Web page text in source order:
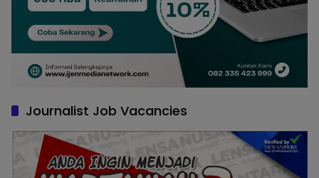
Journalist Job Vacancies